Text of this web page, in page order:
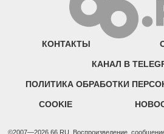
КОНТАКТЫ
КАНАЛ В
ПОЛИТИКА ОБРАБОТКИ
COOKIE
©2007—2026 66.RU. Воспроизведение,